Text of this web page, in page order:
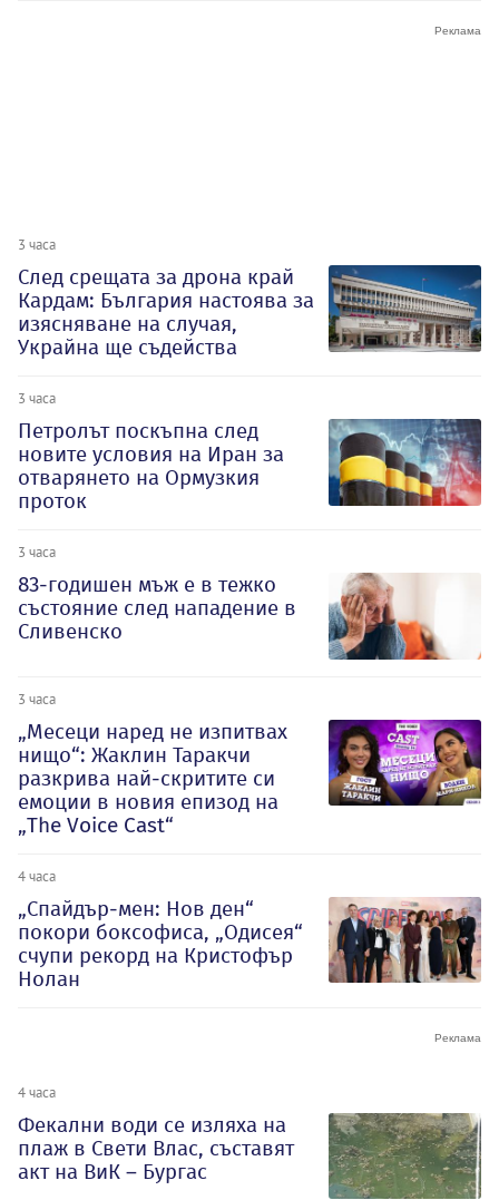
3 часа
След срещата за дрона край
Кардам: България настоява за
изясняване на случая,
Украйна ще съдейства
3 часа
Петролът поскъпна след
новите условия на Иран за
отварянето на Ормузкия
проток
3 часа
83-годишен мъж е в тежко
състояние след нападение в
Сливенско
3 часа
„Месеци наред не изпитвах
нищо“: Жаклин Таракчи
разкрива най-скритите си
емоции в новия епизод на
„The Voice Cast“
4 часа
„Спайдър-мен: Нов ден“
покори боксофиса, „Одисея“
счупи рекорд на Кристофър
Нолан
4 часа
Фекални води се изляха на
плаж в Свети Влас, съставят
акт на ВиК – Бургас